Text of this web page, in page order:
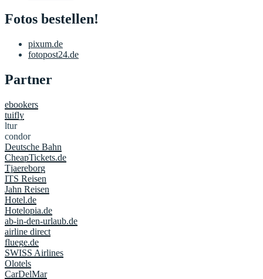
Fotos bestellen!
pixum.de
fotopost24.de
Partner
ebookers
tuifly
ltur
condor
Deutsche Bahn
CheapTickets.de
Tjaereborg
ITS Reisen
Jahn Reisen
Hotel.de
Hotelopia.de
ab-in-den-urlaub.de
airline direct
fluege.de
SWISS Airlines
Olotels
CarDelMar